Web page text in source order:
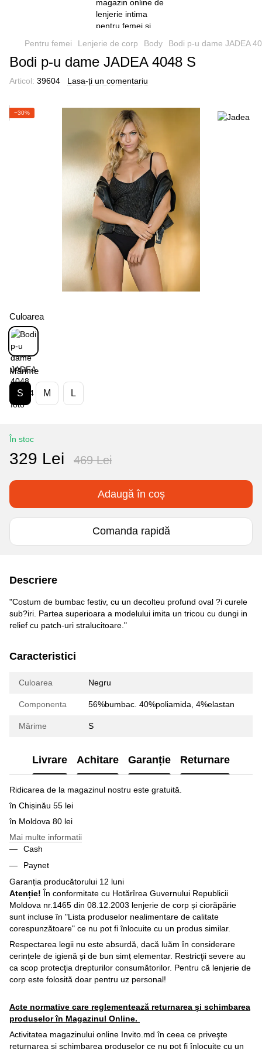
Pentru femei Lenjerie de corp Body Bodi p-u dame JADEA
Bodi p-u dame JADEA 4048 S
Articol: 39604 Lasa-ți un comentariu
−30%
Culoarea
Mărime
S M L
În stoc
329 Lei 469 Lei
Adaugă în coș
Comanda rapidă
Descriere
"Costum de bumbac festiv, cu un decolteu profund oval ?i curele
sub?iri. Partea superioara a modelului imita un tricou cu dungi in
relief cu patch-uri stralucitoare."
Caracteristici
Culoarea Negru
Componenta 56%bumbac. 40%poliamida, 4%elastan
Mărime S
Livrare Achitare Garanție Returnare
Ridicarea de la magazinul nostru este gratuită.
în Chișinău 55 lei
în Moldova 80 lei
Mai multe informatii
Cash
Paynet
Garanția producătorului 12 luni
Atenție! În conformitate cu Hotărîrea Guvernului Republicii
Moldova nr.1465 din 08.12.2003 lenjerie de corp și ciorăpărie
sunt incluse în "Lista produselor nealimentare de calitate
corespunzătoare" ce nu pot fi înlocuite cu un produs similar.
Respectarea legii nu este absurdă, dacă luăm în considerare
cerințele de igienă și de bun simț elementar. Restricţii severe au
ca scop protecţia drepturilor consumătorilor. Pentru că lenjerie de
corp este folosită doar pentru uz personal!
Acte normative care reglementează returnarea și schimbarea
produselor în Magazinul Online.
Activitatea magazinului online Invito.md în ceea ce priveşte
returnarea și schimbarea produselor ce nu pot fi înlocuite cu un